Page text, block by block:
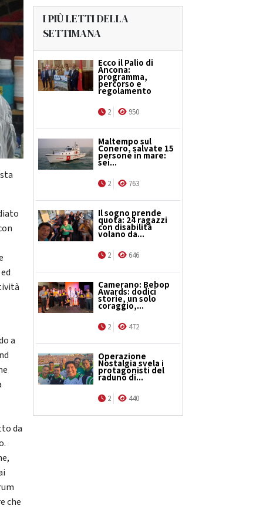
a
da
che
I PIÙ LETTI DELLA
SETTIMANA
Ecco il Palio di
Ancona:
programma,
percorso e
regolamento
2 950
Maltempo sul
Conero, salvate 15
persone in mare:
sei...
2 763
Il sogno prende
quota: 24 ragazzi
con disabilità
volano da...
2 646
Camerano: Bebop
Awards: dodici
storie, un solo
coraggio,...
2 472
Operazione
Nostalgia svela i
protagonisti del
raduno di...
2 440